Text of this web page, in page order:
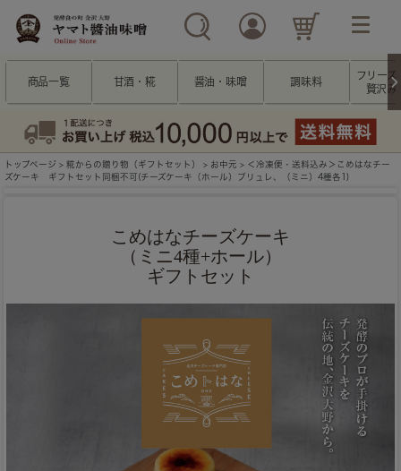
商品一覧 甘酒・糀 醤油・味噌 調味料
フリーズ
贅沢み
トップページ > 糀からの贈り物（ギフトセット） > お中元 > ＜冷凍便・送料込み＞こめはなチー
ズケーキ ギフトセット同梱不可(チーズケーキ（ホール）ブリュレ、（ミニ）4種各1)
こめはなチーズケーキ
（ミニ4種+ホール）
ギフトセット